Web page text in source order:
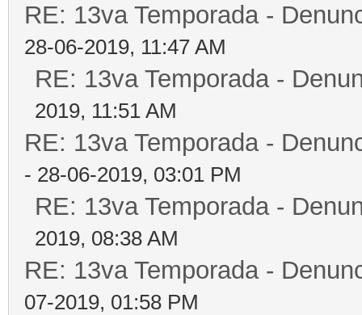
RE: 13va Temporada -
28-06-2019, 11:47 AM
RE: 13va Temporada -
2019, 11:51 AM
RE: 13va Temporada -
- 28-06-2019, 03:01 PM
RE: 13va Temporada -
2019, 08:38 AM
RE: 13va Temporada -
07-2019, 01:58 PM